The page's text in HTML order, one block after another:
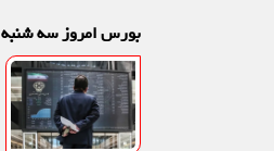
بورس امروز سه شنبه ۶ مرداد ۱۴۰۵